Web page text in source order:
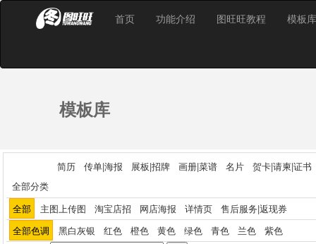
首页 功能介绍 图旺旺教程 模板库
模板库
全部分类
简历 传单|海报 展板|招牌 画册|菜谱 名片 贺卡|请柬|证书
全部 主图上传图 淘宝店招 网店海报 详情页
售后服务|返现券
全部色调
黑白灰银 红色 橙色 黄色 绿色 青色 兰色 紫色